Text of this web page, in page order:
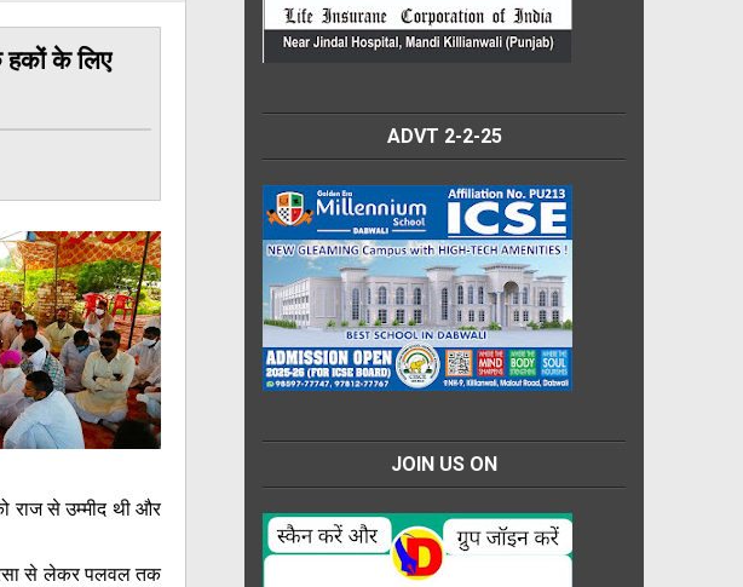
हकों के लिए
राज से उम्मीद थी और
से लेकर पलवल तक
ADVT 2-2-25
JOIN US ON